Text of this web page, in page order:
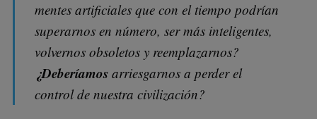
mentes artificiales que con el tiempo podrían
superarnos en número, ser más inteligentes,
volvernos obsoletos y reemplazarnos?
¿Deberíamosarriesgarnos a perder el
control de nuestra civilización?